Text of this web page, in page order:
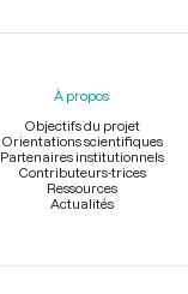
À propos
Objectifs du projet
Orientations scientifiques
Partenaires institutionnels
Contributeurs-trices
Ressources
Actualités